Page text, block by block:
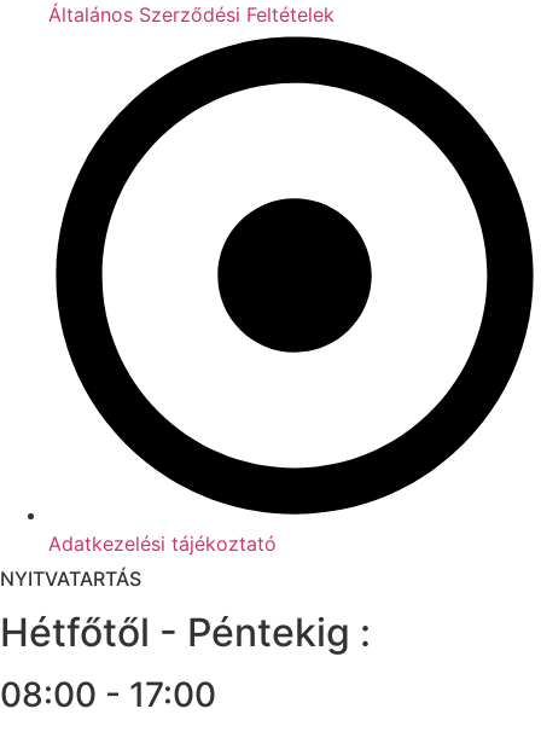
Általános Szerződési Feltételek
Adatkezelési tájékoztató
NYITVATARTÁS
Hétfőtől - Péntekig :
08:00 - 17:00